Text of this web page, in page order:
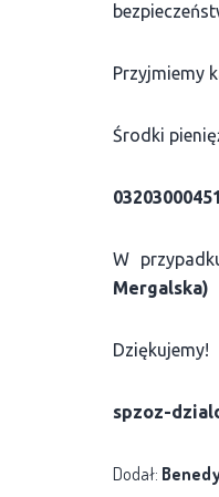
Przyjmiemy
Środki
W
Mergalska)
Dziękujemy!
spzoz-
Dodał: